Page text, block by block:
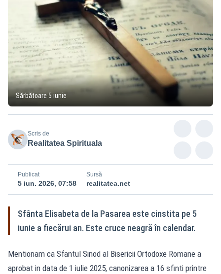
Sărbătoare 5 iunie
Scris de
Realitatea Spirituala
Publicat
5 iun. 2026, 07:58
Sursă
realitatea.net
Sfânta Elisabeta de la Pasarea este cinstita pe 5
iunie a fiecărui an. Este cruce neagră în calendar.
Mentionam ca Sfantul Sinod al Bisericii Ortodoxe Romane a
aprobat in data de 1 iulie 2025, canonizarea a 16 sfinti printre